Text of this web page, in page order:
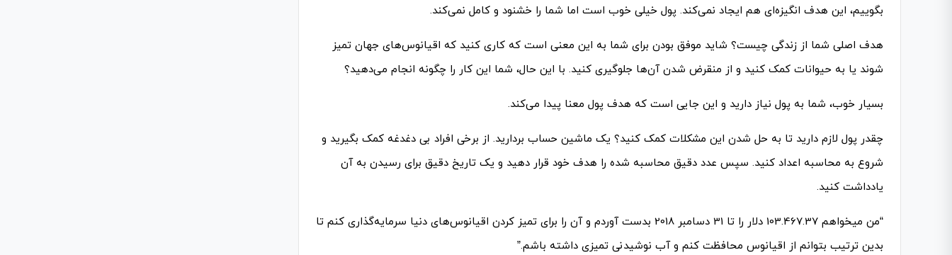
بگوییم، این هدف انگیزه‌­ای هم ایجاد نمی­‌کند. پول خیلی خوب است اما شما را خشنود و کامل نمی­‌کند.
هدف اصلی شما از زندگی چیست؟ شاید موفق بودن برای شما به این معنی است که کاری کنید که اقیانوس­‌های جهان تمیز
شوند یا به حیوانات کمک کنید و از منقرض شدن آن‌ها جلوگیری کنید. با این حال، شما این کار را چگونه انجام می­‌دهید؟
بسیار خوب، شما به پول نیاز دارید و این جایی است که هدف پول معنا پیدا می­‌کند.
چقدر پول لازم دارید تا به حل شدن این مشکلات کمک کنید؟ یک ماشین حساب بردارید. از برخی افراد بی دغدغه کمک بگیرید و
شروع به محاسبه اعداد کنید. سپس عدد دقیق محاسبه شده را هدف خود قرار دهید و یک تاریخ دقیق برای رسیدن به آن
یادداشت کنید.
“من می­خواهم 103.467.37 دلار را تا 31 دسامبر 2018 بدست آوردم و آن را برای تمیز کردن اقیانوس‌های دنیا سرمایه­‌گذاری کنم تا
بدین ترتیب بتوانم از اقیانوس محافظت کنم و آب نوشیدنی تمیزی داشته باشم.”